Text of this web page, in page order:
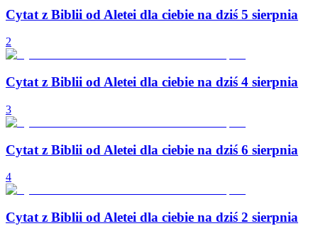
Cytat z Biblii od Aletei dla ciebie na dziś 5 sierpnia
2
Cytat z Biblii od Aletei dla ciebie na dziś 4 sierpnia
3
Cytat z Biblii od Aletei dla ciebie na dziś 6 sierpnia
4
Cytat z Biblii od Aletei dla ciebie na dziś 2 sierpnia